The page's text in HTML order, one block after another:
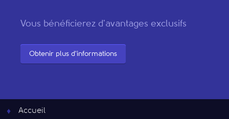
Vous bénéficierez d'avantages exclusifs
Obtenir plus d'informations
Accueil